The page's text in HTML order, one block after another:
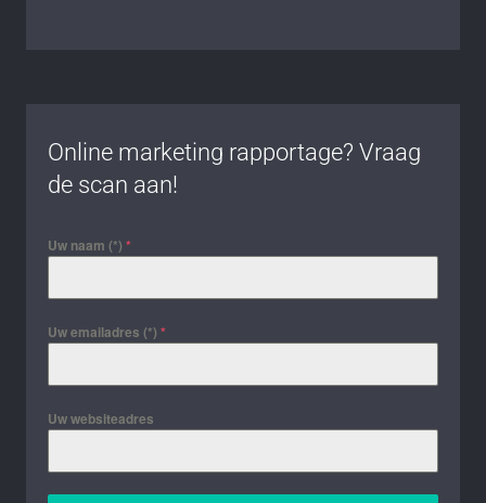
Online marketing rapportage? Vraag
de scan aan!
Uw naam (*) *
Uw emailadres (*) *
Uw websiteadres